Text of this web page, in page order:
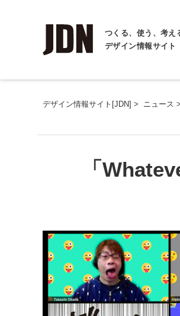
つくる、使う、考え
デザイン情報サイト
デザイン情報サイト[JDN] > ニュース >
「